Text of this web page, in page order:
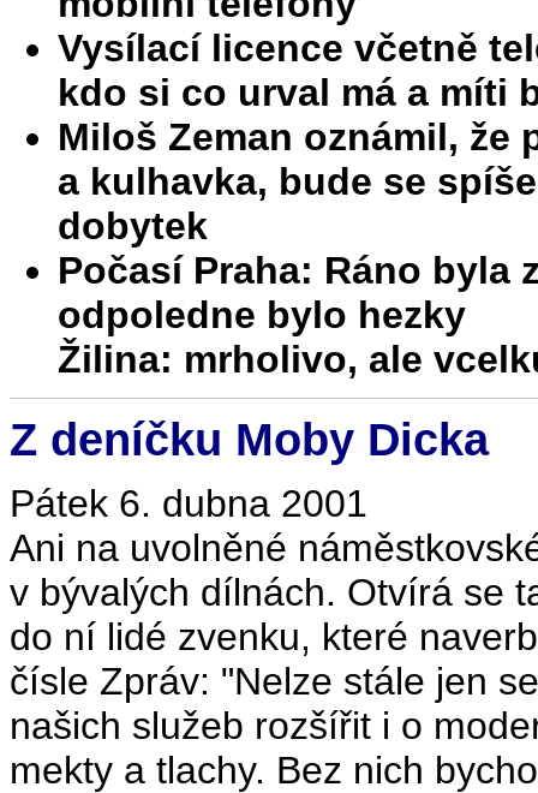
Vysílací licence včetně
kdo si co urval má a míti
Miloš Zeman oznámil,
a kulhavka, bude se
dobytek
Počasí Praha: Ráno byla
odpoledne bylo hezky
Žilina: mrholivo, ale
Z deníčku Moby Dicka
Pátek 6. dubna 2001
Ani na uvolněné
v bývalých dílnách. Otvírá se
do ní lidé zvenku, které
čísle Zpráv: "Nelze stále jen
našich služeb rozšířit i o
mekty a tlachy. Bez nich